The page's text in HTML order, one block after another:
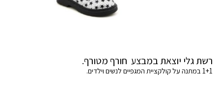
רשת גלי יוצאת במבצע חורף מטורף.
1+1 במתנה על קולקציית המגפיים לנשים וילדים.